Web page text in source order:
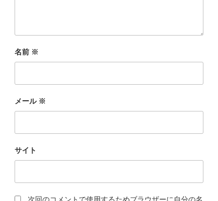
名前 ※
メール ※
サイト